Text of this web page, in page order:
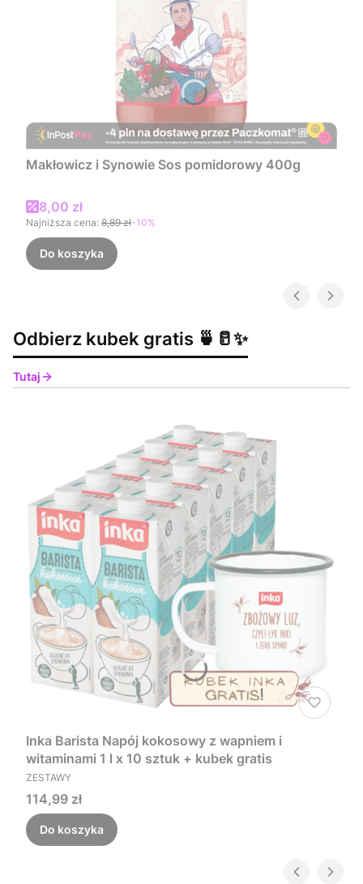
Makłowicz i Synowie Sos pomidorowy 400g
Cena promocyjna
8,00 zł
Najniższa cena: 8,89 zł-10%
Do koszyka
Odbierz kubek gratis 🍵🥛✨
Tutaj
Inka Barista Napój kokosowy z wapniem i
witaminami 1 l x 10 sztuk + kubek gratis
PRODUCENT
ZESTAWY
Cena
114,99 zł
Do koszyka